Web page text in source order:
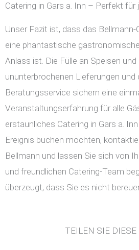
Catering in Gars a. Inn – Perfekt für
Unser Fazit ist, dass das Bellmann-
eine phantastische
Anlass ist. Die Fülle an Speisen und
ununterbrochenen Lieferungen
Beratungsservice sichern eine
Veranstaltungserfahrung für alle
erstaunliches Catering in Gars a.
Ereignis buchen möchten,
Bellmann und lassen Sie sich von
und freundlichen Catering-Team
überzeugt, dass Sie es nicht
TEILEN SIE DIESE